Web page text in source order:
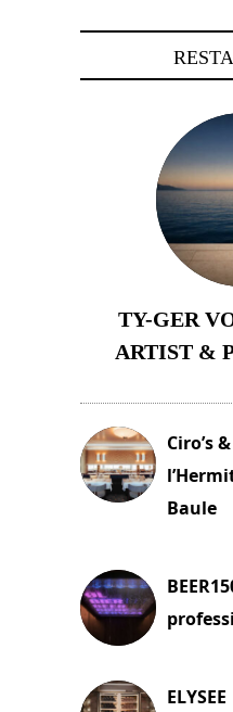
TY-GER
ARTIST &
Ciro’s
Baule